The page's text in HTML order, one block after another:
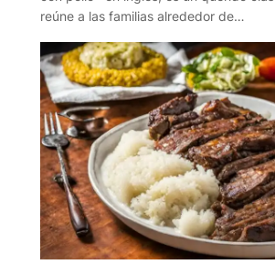
reúne a las familias alrededor de…